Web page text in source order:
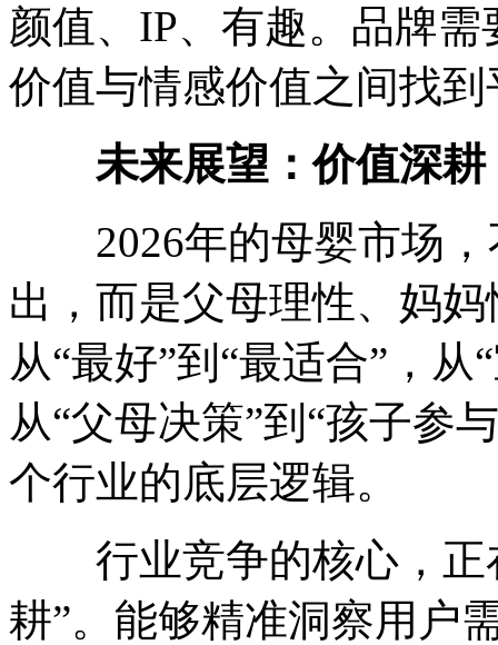
颜值、IP、有趣。品牌
价值与情感价值之间找
未来展望：价值深
2026年的母婴市场，
出，而是父母理性、妈
从“最好”到“最适合”，
从“父母决策”到“孩子
个行业的底层逻辑。
行业竞争的核心，正
耕”。能够精准洞察用户